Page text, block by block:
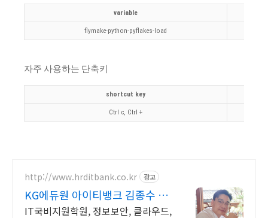
variable
flymake-python-pyflakes-load
자주 사용하는 단축키
shortcut key
Ctrl c, Ctrl +
http://www.hrditbank.co.kr 광고
KG에듀원 아이티뱅크 김종수 27
년경력전문가 IT취업상담
IT국비지원학원, 정보보안, 클라우드,